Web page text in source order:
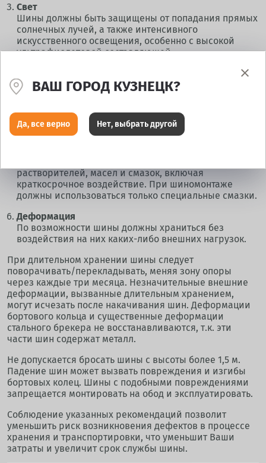
Свет
Шины должны быть защищены от попадания прямых
солнечных лучей, а также интенсивного
искусственного освещения, особенно с высокой
ультрафиолетовой составляющей.
Озон оказывает сильное разрушающее воздействие
на шины. В помещении, где хранятся шины,
или устройств, выделяющих озон.
Растворители, масла, смазки
растворителей, масел и смазок, включая
краткосрочное воздействие. При шиномонтаже
должны использоваться только специальные смазки.
Деформация
По возможности шины должны храниться без
воздействия на них каких-либо внешних нагрузок.
При длительном хранении шины следует
поворачивать/перекладывать, меняя зону опоры
через каждые три месяца. Незначительные внешние
деформации, вызванные длительным хранением,
могут исчезать после накачивания шин. Деформации
бортового кольца и существенные деформации
стального брекера не восстанавливаются, т.к. эти
части шин содержат металл.
Не допускается бросать шины с высоты более 1,5 м.
Падение шин может вызвать повреждения и изгибы
бортовых колец. Шины с подобными повреждениями
запрещается монтировать на обод и эксплуатировать.
Соблюдение указанных рекомендаций позволит
уменьшить риск возникновения дефектов в процессе
хранения и транспортировки, что уменьшит Ваши
затраты и увеличит срок службы шины.
ВАШ ГОРОД КУЗНЕЦК?
Да, все верно Нет, выбрать другой